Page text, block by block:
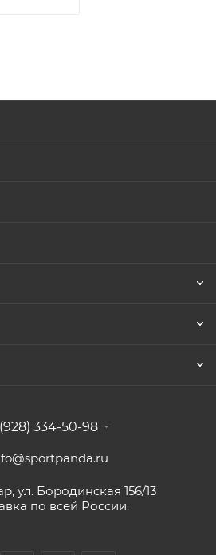
334-50-98
ул. Бородинская 156/13
по всей России.